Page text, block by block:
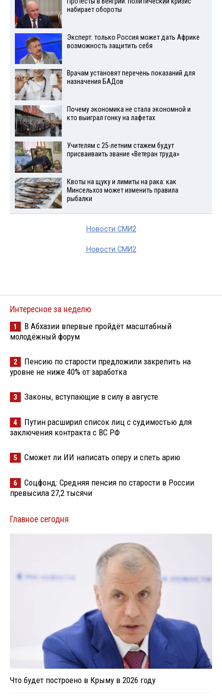
набирает обороты
Эксперт: только Россия может дать Африке
возможность защитить себя
Врачам установят перечень показаний для
назначения БАДов
Почему экономика не стала экономной и
кто выиграл гонку на лафетах
Учителям с 25-летним стажем будут
присваиваить звание «Ветеран труда»
Квоты на щуку и лимиты на рака: как
Минсельхоз может изменить правила
рыбалки
Новости СМИ2
Новости СМИ2
Интересное за неделю
1
В Абхазии впервые пройдёт масштабный
молодёжный форум
2
Пенсию по старости предложили закрепить на
уровне не ниже 40% от заработка
3 Законы, вступающие в силу в августе
4
Путин расширил список лиц с судимостью для
заключения контракта с ВС РФ
5 Сможет ли ИИ написать оперу и спеть арию
6
Соцфонд: Средняя пенсия по старости в России
превысила 27,2 тысячи
Главное сегодня
Что будет построено в Крыму в 2026 году